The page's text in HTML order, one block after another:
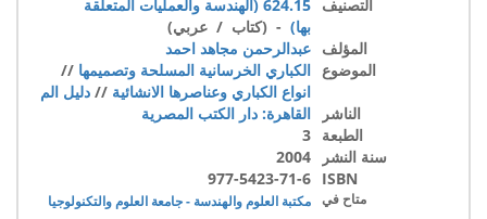
التصنيف
624.15 (الهندسة والعمليات المتعلقة
بها) - (كتاب / عربي)
المؤلف عبدالرحمن مجاهد احمد
الموضوع الكباري الخرسانية المسلحة وتصميمها //
انواع الكباري وعناصرها الانشائية // دليل الم
الناشر
القاهرة: دار الكتب المصرية
الطبعة 3
سنة النشر
2004
ISBN
977-5423-71-6
متاح في مكتبة العلوم والهندسة - جامعة العلوم والتكنولوجيا